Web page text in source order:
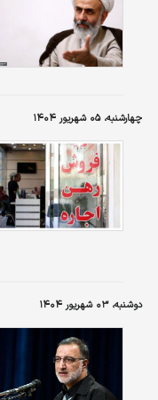
چهارشنبه، ۰۵ شهریور ۱۴۰۴
دوشنبه، ۰۳ شهریور ۱۴۰۴